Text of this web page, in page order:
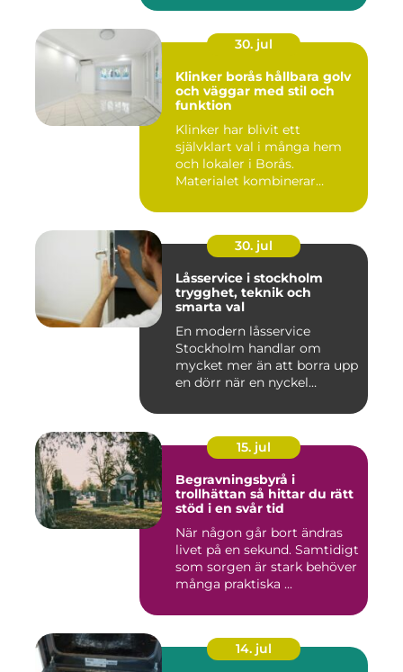
30. jul
Klinker borås hållbara golv
och väggar med stil och
funktion
Klinker har blivit ett
självklart val i många hem
och lokaler i Borås.
Materialet kombinerar
30. jul
Låsservice i stockholm
trygghet, teknik och
smarta val
En modern låsservice
Stockholm handlar om
mycket mer än att borra upp
en dörr när en nyckel
15. jul
Begravningsbyrå i
trollhättan så hittar du rätt
stöd i en svår tid
När någon går bort ändras
livet på en sekund. Samtidigt
som sorgen är stark behöver
många praktiska ...
14. jul